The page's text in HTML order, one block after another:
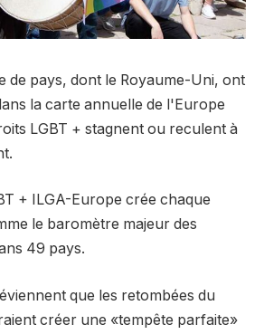
de pays, dont le Royaume-Uni, ont
la carte annuelle de l'Europe
LGBT + stagnent ou reculent à
+ ILGA-Europe crée chaque
le baromètre majeur des
49 pays.
que les retombées du
créer une «tempête parfaite»